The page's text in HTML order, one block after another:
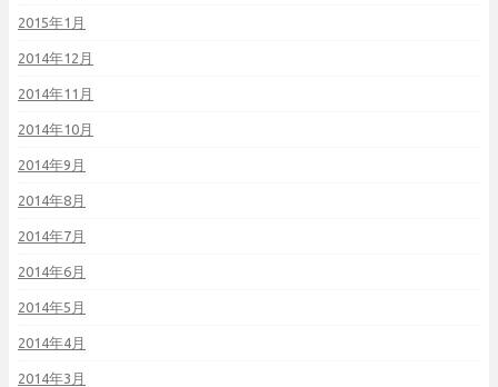
2015年1月
2014年12月
2014年11月
2014年10月
2014年9月
2014年8月
2014年7月
2014年6月
2014年5月
2014年4月
2014年3月